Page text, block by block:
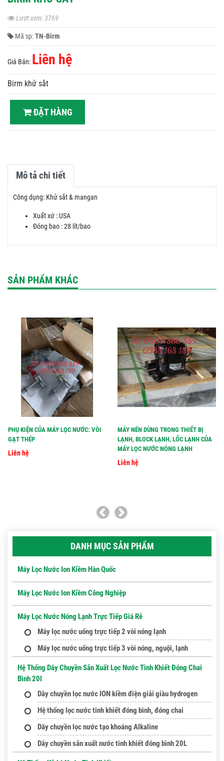
Lượt xem: 3769
Mã sp:TN-Birm
Giá Bán: Liên hệ
Birm khử sắt
ĐẶT HÀNG
Mô tả chi tiết
Công dụng: Khử sắt & mangan
Xuất xứ : USA
Đóng bao : 28 lít/bao
SẢN PHẨM KHÁC
PHỤ KIỆN CỦA MÁY LỌC NƯỚC: VÒI
GẠT THÉP
Liên hệ
MÁY NÉN DÙNG TRONG THIẾT BỊ
LẠNH, BLOCK LẠNH, LỐC LẠNH CỦA
MÁY LỌC NƯỚC NÓNG LẠNH
Liên hệ
DANH MỤC SẢN PHẨM
Máy Lọc Nước Ion Kiềm Hàn Quốc
Máy Lọc Nước Ion Kiềm Công Nghiệp
Máy Lọc Nước Nóng Lạnh Trực Tiếp Giá Rẻ
Máy lọc nước uống trực tiếp 2 vòi nóng lạnh
Máy lọc nước uống trực tiếp 3 vòi nóng, nguội, lạnh
Hệ Thống Dây Chuyền Sản Xuất Lọc Nước Tinh Khiết Đóng Chai
Bình 20l
Dây chuyền lọc nước ION kiềm điện giải giàu hydrogen
Hệ thống lọc nước tinh khiết đóng bình, đóng chai
Dây chuyền lọc nước tạo khoáng Alkaline
Dây chuyền sản xuất nước tinh khiết đóng bình 20L